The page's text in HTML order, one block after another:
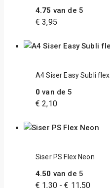
4.75 van de 5
€ 3,95
A4 Siser Easy Subli flex
0 van de 5
€ 2,10
Siser PS Flex Neon
4.50 van de 5
€ 1,30 - € 11,50